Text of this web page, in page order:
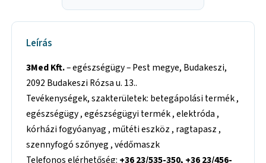
Leírás
3Med Kft.– egészségügy – Pest megye, Budakeszi,
2092 Budakeszi Rózsa u. 13..
Tevékenységek, szakterületek: betegápolási termék ,
egészségügy , egészségügyi termék , elektróda ,
kórházi fogyóanyag , műtéti eszköz , ragtapasz ,
szennyfogó szőnyeg , védőmaszk
Telefonos elérhetőség: +36 23/535-350, +36 23/456-